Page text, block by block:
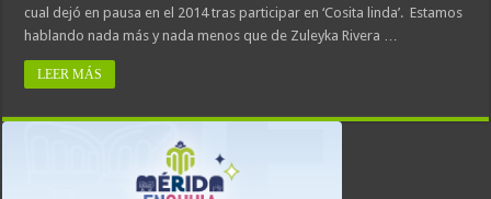
cual dejó en pausa en el 2014 tras participar en ‘Cosita linda’. Estamos
hablando nada más y nada menos que de Zuleyka Rivera …
LEER MÁS